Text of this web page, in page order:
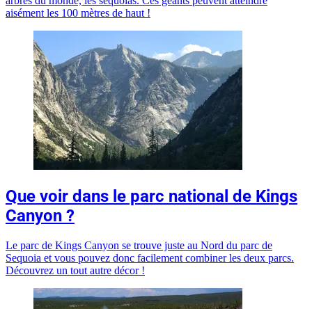
aisément les 100 mètres de haut !
Que voir dans le parc national de Kings
Canyon ?
Le parc de Kings Canyon se trouve juste au Nord du parc de
Sequoia et vous pouvez donc facilement combiner les deux parcs.
Découvrez un tout autre décor !